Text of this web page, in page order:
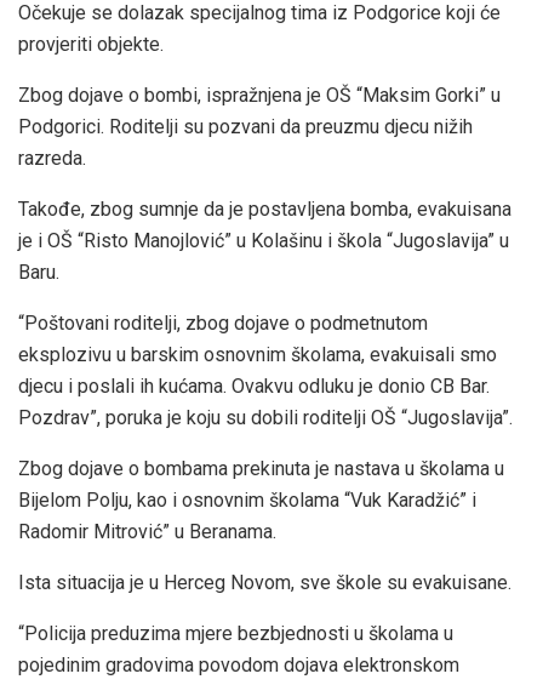
Očekuje se dolazak specijalnog tima iz Podgorice koji će
provjeriti objekte.
Zbog dojave o bombi, ispražnjena je OŠ “Maksim Gorki” u
Podgorici. Roditelji su pozvani da preuzmu djecu nižih
razreda.
Takođe, zbog sumnje da je postavljena bomba, evakuisana
je i OŠ “Risto Manojlović” u Kolašinu i škola “Jugoslavija” u
Baru.
“Poštovani roditelji, zbog dojave o podmetnutom
eksplozivu u barskim osnovnim školama, evakuisali smo
djecu i poslali ih kućama. Ovakvu odluku je donio CB Bar.
Pozdrav”, poruka je koju su dobili roditelji OŠ “Jugoslavija”.
Zbog dojave o bombama prekinuta je nastava u školama u
Bijelom Polju, kao i osnovnim školama “Vuk Karadžić” i
Radomir Mitrović” u Beranama.
Ista situacija je u Herceg Novom, sve škole su evakuisane.
“Policija preduzima mjere bezbjednosti u školama u
pojedinim gradovima povodom dojava elektronskom